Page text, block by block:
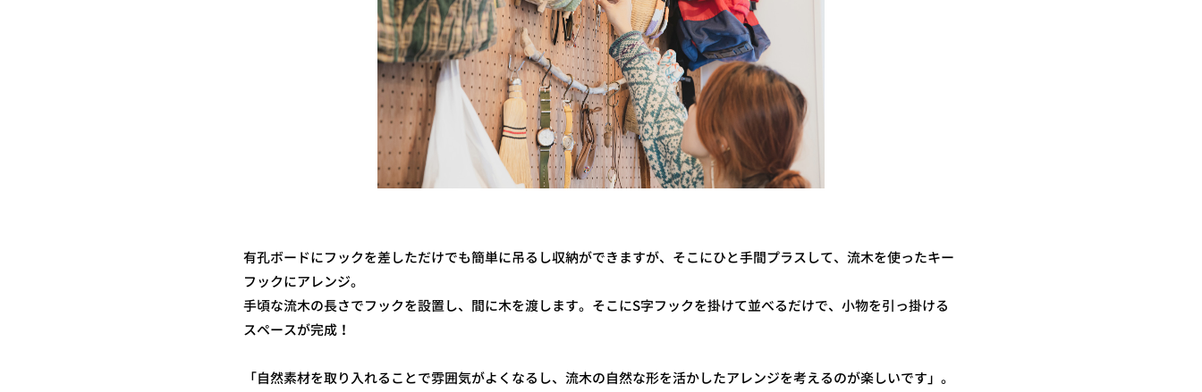
有孔ボードにフックを差しただけでも簡単に吊るし収納ができますが、そこにひと手間プラスして、流木を使ったキー
フックにアレンジ。
手頃な流木の長さでフックを設置し、間に木を渡します。そこにS字フックを掛けて並べるだけで、小物を引っ掛ける
スペースが完成！
「自然素材を取り入れることで雰囲気がよくなるし、流木の自然な形を活かしたアレンジを考えるのが楽しいです」。